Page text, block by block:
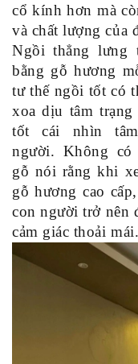
cổ kính hơn mà
và chất lượng của
Ngồi thẳng lưng
bằng gỗ hương
tư thế ngồi tốt có
xoa dịu tâm
tốt cái nhìn
người. Không
gỗ nói rằng khi
gỗ hương cao
con người trở nên
cảm giác thoải mái.